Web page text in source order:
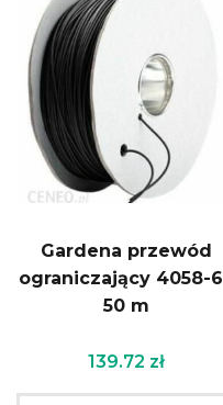
Gardena przewód
ograniczający 4058-
50 m
139.72 zł